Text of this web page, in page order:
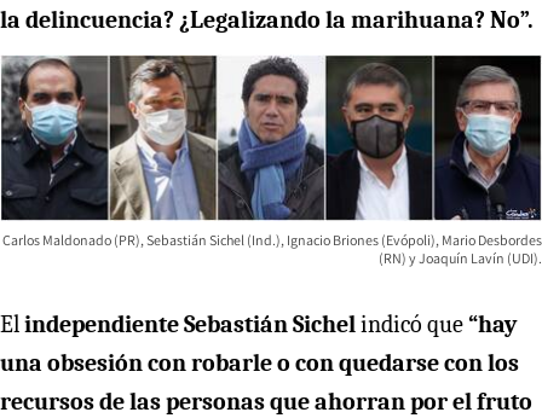
la delincuencia? ¿Legalizando la marihuana? No”.
Carlos Maldonado (PR), Sebastián Sichel (Ind.), Ignacio Briones (Evópoli), Mario Desbordes
(RN) y Joaquín Lavín (UDI).
Elindependiente Sebastián Sichelindicó que“hay
una obsesión con robarle o con quedarse con los
recursos de las personas que ahorran por el fruto